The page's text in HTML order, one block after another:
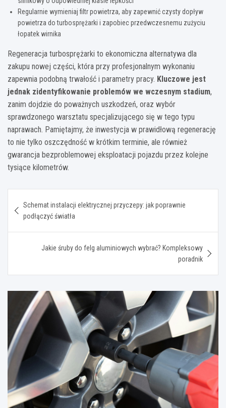
Regularnie wymieniaj filtr powietrza, aby zapewnić czysty dopływ
powietrza do turbosprężarki i zapobiec przedwczesnemu zużyciu
łopatek wirnika
Regeneracja turbosprężarki to ekonomiczna alternatywa dla
zakupu nowej części, która przy profesjonalnym wykonaniu
zapewnia podobną trwałość i parametry pracy. Kluczowe jest
jednak zidentyfikowanie problemów we wczesnym stadium,
zanim dojdzie do poważnych uszkodzeń, oraz wybór
sprawdzonego warsztatu specjalizującego się w tego typu
naprawach. Pamiętajmy, że inwestycja w prawidłową regenerację
to nie tylko oszczędność w krótkim terminie, ale również
gwarancja bezproblemowej eksploatacji pojazdu przez kolejne
tysiące kilometrów.
wpisu
Schemat instalacji elektrycznej przyczepy: jak poprawnie
podłączyć światła
Jakie śruby do felg aluminiowych wybrać? Kompleksowy
poradnik